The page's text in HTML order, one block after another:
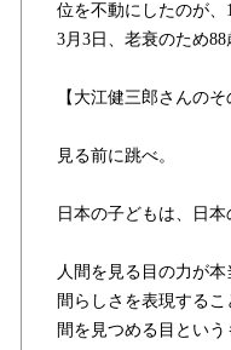
位を不動にしたのが、
3月3日、老衰のため88
【大江健三郎さんのそ
見る前に跳べ。
日本の子どもは、日
人間を見る目の力が
間らしさを表現する
間を見つめる目という